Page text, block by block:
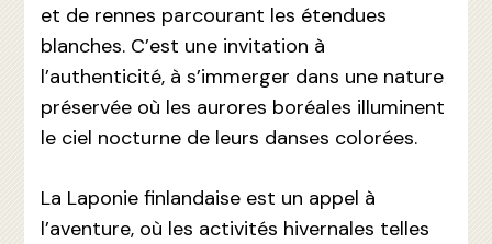
et de rennes parcourant les étendues
blanches. C’est une invitation à
l’authenticité, à s’immerger dans une nature
préservée où les aurores boréales illuminent
le ciel nocturne de leurs danses colorées.
La Laponie finlandaise est un appel à
l’aventure, où les activités hivernales telles